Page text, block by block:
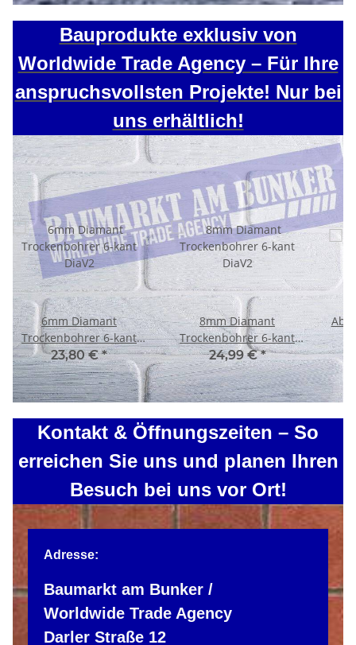
Bauprodukte exklusiv von
Worldwide Trade Agency – Für Ihre
anspruchsvollsten Projekte! Nur bei
uns erhältlich!
6mm Diamant
Trockenbohrer 6-kant
DiaV2
23,80 €*
8mm Diamant
Trockenbohrer 6-kant
DiaV2
24,99 €*
Kontakt & Öffnungszeiten – So
erreichen Sie uns und planen Ihren
Besuch bei uns vor Ort!
Adresse:
Baumarkt am Bunker /
Worldwide Trade Agency
Darler Straße 12